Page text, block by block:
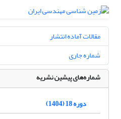
مقالات آماده انتشار
شماره جاری
شماره‌های پیشین نشریه
دوره 18 (1404)